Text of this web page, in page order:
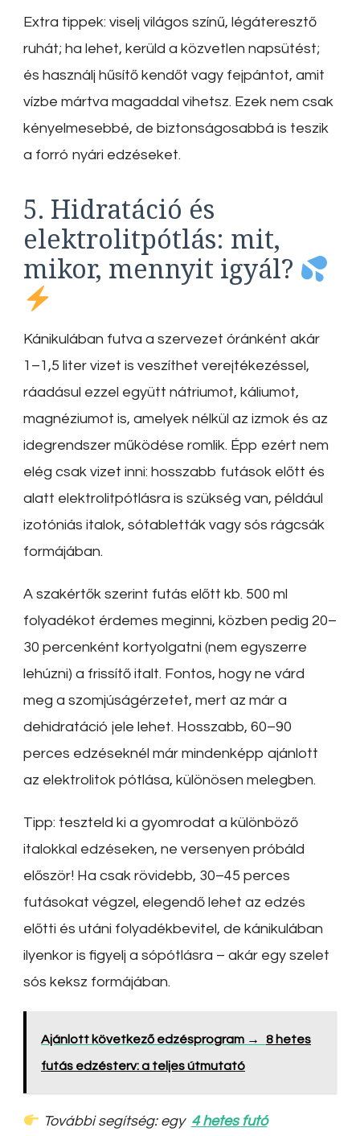
Extra tippek: viselj világos színű, légáteresztő
ruhát; ha lehet, kerüld a közvetlen napsütést;
és használj hűsítő kendőt vagy fejpántot, amit
vízbe mártva magaddal vihetsz. Ezek nem csak
kényelmesebbé, de biztonságosabbá is teszik
a forró nyári edzéseket.
5. Hidratáció és
elektrolitpótlás: mit,
mikor, mennyit igyál?
Kánikulában futva a szervezet óránként akár
1–1,5 liter vizet is veszíthet verejtékezéssel,
ráadásul ezzel együtt nátriumot, káliumot,
magnéziumot is, amelyek nélkül az izmok és az
idegrendszer működése romlik. Épp ezért nem
elég csak vizet inni: hosszabb futások előtt és
alatt elektrolitpótlásra is szükség van, például
izotóniás italok, sótabletták vagy sós rágcsák
formájában.
A szakértők szerint futás előtt kb. 500 ml
folyadékot érdemes meginni, közben pedig 20–
30 percenként kortyolgatni (nem egyszerre
lehúzni) a frissítő italt. Fontos, hogy ne várd
meg a szomjúságérzetet, mert az már a
dehidratáció jele lehet. Hosszabb, 60–90
perces edzéseknél már mindenképp ajánlott
az elektrolitok pótlása, különösen melegben.
Tipp: teszteld ki a gyomrodat a különböző
italokkal edzéseken, ne versenyen próbáld
először! Ha csak rövidebb, 30–45 perces
futásokat végzel, elegendő lehet az edzés
előtti és utáni folyadékbevitel, de kánikulában
ilyenkor is figyelj a sópótlásra – akár egy szelet
sós keksz formájában.
Ajánlott következő edzésprogram → 8 hetes
futás edzésterv: a teljes útmutató
További segítség: egy 4 hetes futó